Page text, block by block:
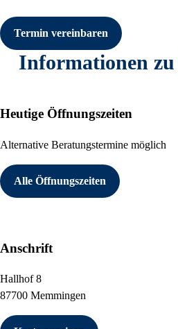
Termin vereinbaren
Informationen
Heutige Öffnungszeiten
Alternative Beratungstermine möglich
Alle Öffnungszeiten
Anschrift
Hallhof 8
87700 Memmingen